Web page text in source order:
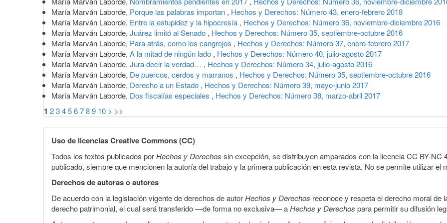
María Marván Laborde, Porque las palabras importan , Hechos y Derechos: Número 43, enero-febrero 2018
María Marván Laborde, Entre la estupidez y la hipocresía , Hechos y Derechos: Número 36, noviembre-diciembre 2016
María Marván Laborde, Juárez limitó al Senado , Hechos y Derechos: Número 35, septiembre-octubre 2016
María Marván Laborde, Para atrás, como los cangrejos , Hechos y Derechos: Número 37, enero-febrero 2017
María Marván Laborde, A la mitad de ningún lado , Hechos y Derechos: Número 40, julio-agosto 2017
María Marván Laborde, Jura decir la verdad… , Hechos y Derechos: Número 34, julio-agosto 2016
María Marván Laborde, De puercos, cerdos y marranos , Hechos y Derechos: Número 35, septiembre-octubre 2016
María Marván Laborde, Derecho a un Estado , Hechos y Derechos: Número 39, mayo-junio 2017
María Marván Laborde, Dos fiscalías especiales , Hechos y Derechos: Número 38, marzo-abril 2017
1 23456789 10 > >>
Uso de licencias Creative Commons (CC)
Todos los textos publicados porHechos y Derechos sin excepción, se distribuyen amparados con la licencia CC BY-NC
publicado, siempre que mencionen la autoría del trabajo y la primera publicación en esta revista. No se permite utilizar el
Derechos de autoras o autores
De acuerdo con la legislación vigente de derechos de autorHechos y Derechos reconoce y respeta el derecho moral de
derecho patrimonial, el cual será transferido —de forma no exclusiva— aHechos y Derechos para permitir su difusión